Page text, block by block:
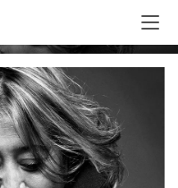
，建筑界的“女王”